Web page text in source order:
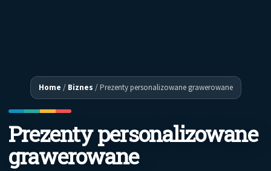
Home / Biznes /Prezenty personalizowane grawerowane
Prezenty personalizowane
grawerowane